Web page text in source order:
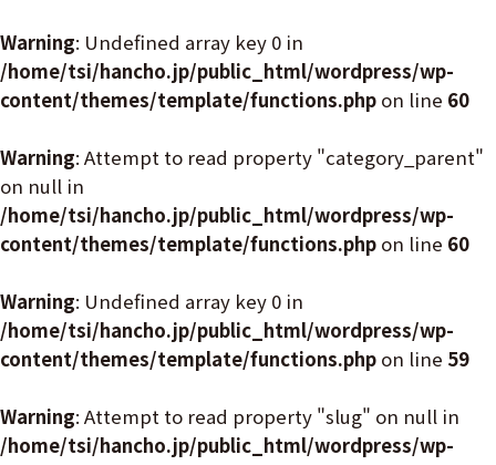
Warning: Undefined array key 0 in
/home/tsi/hancho.jp/public_html/wordpress/wp-
content/themes/template/functions.php on line 60
Warning: Attempt to read property "category_parent"
on null in
/home/tsi/hancho.jp/public_html/wordpress/wp-
content/themes/template/functions.php on line 60
Warning: Undefined array key 0 in
/home/tsi/hancho.jp/public_html/wordpress/wp-
content/themes/template/functions.php on line 59
Warning: Attempt to read property "slug" on null in
/home/tsi/hancho.jp/public_html/wordpress/wp-